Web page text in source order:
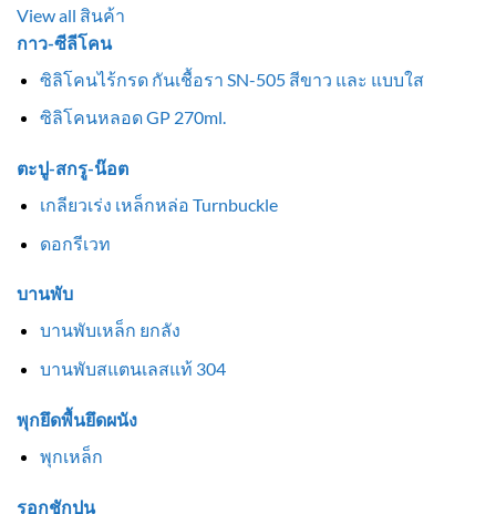
View all สินค้า
กาว-ซีลีโคน
ซิลิโคนไร้กรด กันเชื้อรา SN-505 สีขาว และ แบบใส
ซิลิโคนหลอด GP 270ml.
ตะปู-สกรู-น๊อต
เกลียวเร่ง เหล็กหล่อ Turnbuckle
ดอกรีเวท
บานพับ
บานพับเหล็ก ยกลัง
บานพับสแตนเลสแท้ 304
พุกยึดพื้นยึดผนัง
พุกเหล็ก
รอกชักปูน